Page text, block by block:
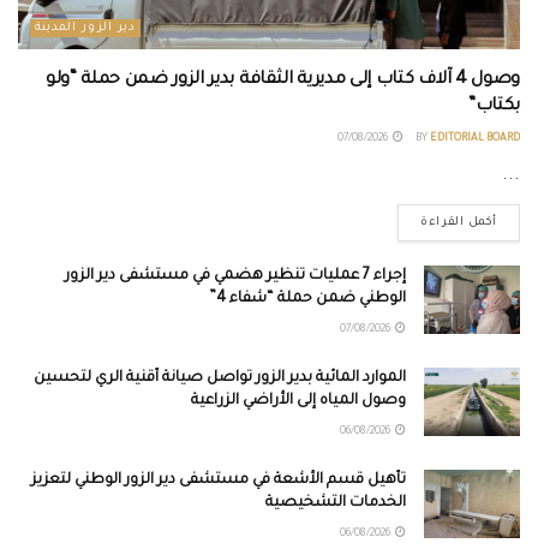
دير الزور المدينة
وصول 4 آلاف كتاب إلى مديرية الثقافة بدير الزور ضمن حملة “ولو
بكتاب”
BY EDITORIAL BOARD
...
أكمل القراءة
إجراء 7 عمليات تنظير هضمي في مستشفى دير الزور
الوطني ضمن حملة “شفاء 4”
الموارد المائية بدير الزور تواصل صيانة أقنية الري لتحسين
وصول المياه إلى الأراضي الزراعية
تأهيل قسم الأشعة في مستشفى دير الزور الوطني لتعزيز
الخدمات التشخيصية